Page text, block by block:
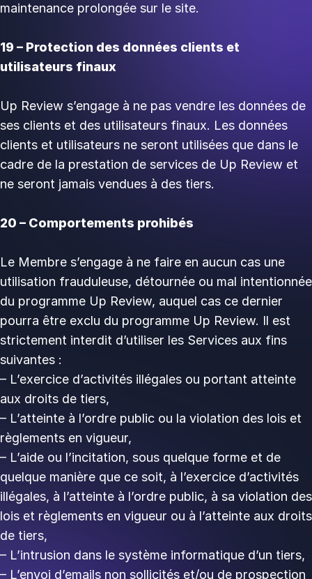
maintenance prolongée sur le site.
19 – Protection des données clients et
utilisateurs finaux
Up Review s’engage à ne pas vendre les données de
ses clients et des utilisateurs finaux. Les données
clients et utilisateurs ne seront utilisées que dans le
cadre de la prestation de services de Up Review et
ne seront jamais vendues à des tiers.
20 – Comportements prohibés
Le Membre s’engage à ne faire en aucun cas une
utilisation frauduleuse, détournée ou mal intentionnée
du programme Up Review, auquel cas ce dernier
pourra être exclu du programme Up Review. Il est
strictement interdit d’utiliser les Services aux fins
suivantes :
– L’exercice d’activités illégales ou portant atteinte
aux droits de tiers,
– L’atteinte à l’ordre public ou la violation des lois et
règlements en vigueur,
– L’aide ou l’incitation, sous quelque forme et de
quelque manière que ce soit, à l’exercice d’activités
illégales, à l’atteinte à l’ordre public, à sa violation des
lois et règlements en vigueur ou à l’atteinte aux droits
de tiers, ‍
– L’intrusion dans le système informatique d’un tiers, ‍
– L’envoi d’emails non sollicités et/ou de prospection